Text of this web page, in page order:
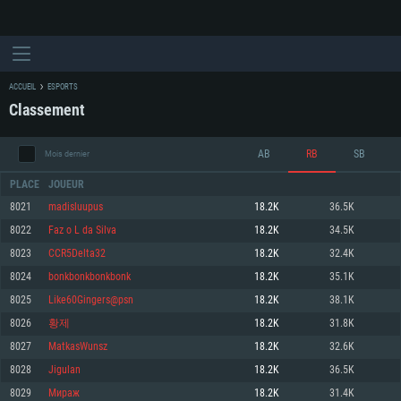
CONFIGURATION SYSTÈME REQUISE
Minimum
OS: Windows 10 (64 bit)
Processeur: Dual-Core 2.2 GHz
Minimum
OS: Mac OS Big Sur 11.0 ou plus récent
Processeur: Core i5, minimum 2.2GHz (Les processeurs Intel Xeon ne sont
Minimum
OS: Les configurations Linux 64 bits les plus modernes
Processeur: Dual-Core 2.4 GHz
ACCUEIL ESPORTS
Classement
Mois dernier AB RB SB
PLACE JOUEUR
8021 madisluupus 18.2K 36.5K
8022 Faz o L da Silva 18.2K 34.5K
8023 CCR5Delta32 18.2K 32.4K
8024 bonkbonkbonkbonk 18.2K 35.1K
8025 Like60Gingers@psn 18.2K 38.1K
8026 황제 18.2K 31.8K
8027 MatkasWunsz 18.2K 32.6K
8028 Jigulan 18.2K 36.5K
8029 Мираж 18.2K 31.4K